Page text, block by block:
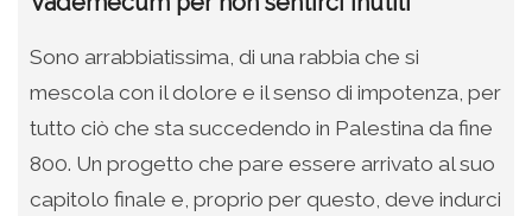
Sono arrabbiatissima, di una rabbia che si
mescola con il dolore e il senso di impotenza, per
tutto ciò che sta succedendo in Palestina da fine
800. Un progetto che pare essere arrivato al suo
capitolo finale e, proprio per questo, deve indurci